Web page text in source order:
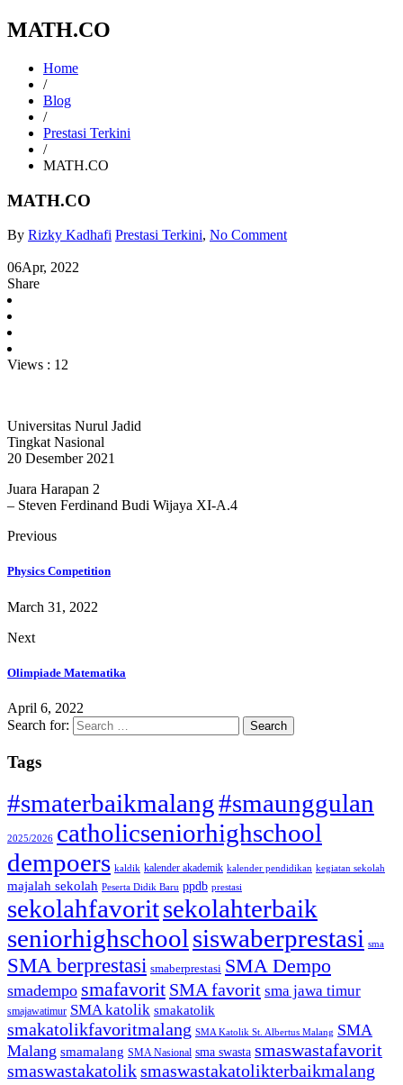
MATH.CO
Home
/
Blog
/
Prestasi Terkini
/
MATH.CO
MATH.CO
By Rizky Kadhafi Prestasi Terkini, No Comment
06Apr, 2022
Share
Views : 12
Universitas Nurul Jadid
Tingkat Nasional
20 Desember 2021
Juara Harapan 2
– Steven Ferdinand Budi Wijaya XI-A.4
Previous
Physics Competition
March 31, 2022
Next
Olimpiade Matematika
April 6, 2022
Search for:
Tags
#smaterbaikmalang#smaunggulan
2025/2026 catholicseniorhighschool
dempoers kaldik kalender akademik kalender pendidikan kegiatan sekolah
majalah sekolah Peserta Didik Baru ppdb prestasi
sekolahfavoritsekolahterbaik
seniorhighschool siswaberprestasi sma
SMA berprestasi smaberprestasi SMA Dempo
smadempo smafavorit SMA favorit sma jawa timur
smajawatimur SMA katolik smakatolik
smakatolikfavoritmalang SMA Katolik St. Albertus Malang SMA
Malang smamalang SMA Nasional sma swasta smaswastafavorit
smaswastakatoliksmaswastakatolikterbaikmalang